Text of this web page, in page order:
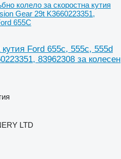
колело за скоростна кутия
Gear 29t K3660223351,
655C
Ford 655c, 555c, 555d
83962308 за колесен
LTD